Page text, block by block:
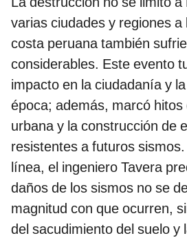
varias ciudades y regiones a
costa peruana también
considerables. Este evento
impacto en la ciudadanía y
época; además, marcó hitos
urbana y la construcción de
resistentes a futuros
línea, el ingeniero Tavera
daños de los sismos no se
magnitud con que ocurren,
del sacudimiento del suelo y